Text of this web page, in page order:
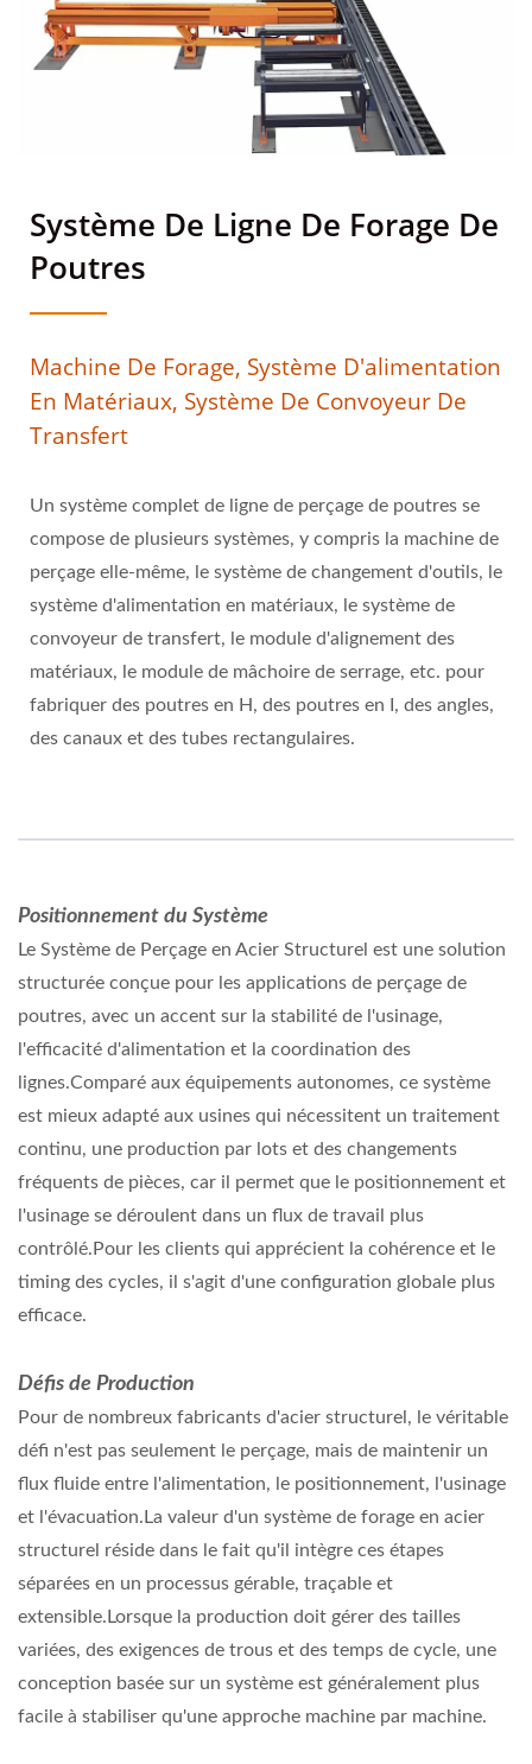
Système De Ligne De Forage De
Poutres
Machine De Forage, Système D'alimentation
En Matériaux, Système De Convoyeur De
Transfert
Un système complet de ligne de perçage de poutres se
compose de plusieurs systèmes, y compris la machine de
perçage elle-même, le système de changement d'outils, le
système d'alimentation en matériaux, le système de
convoyeur de transfert, le module d'alignement des
matériaux, le module de mâchoire de serrage, etc. pour
fabriquer des poutres en H, des poutres en I, des angles,
des canaux et des tubes rectangulaires.
Positionnement du Système
Le Système de Perçage en Acier Structurel est une solution
structurée conçue pour les applications de perçage de
poutres, avec un accent sur la stabilité de l'usinage,
l'efficacité d'alimentation et la coordination des
lignes.Comparé aux équipements autonomes, ce système
est mieux adapté aux usines qui nécessitent un traitement
continu, une production par lots et des changements
fréquents de pièces, car il permet que le positionnement et
l'usinage se déroulent dans un flux de travail plus
contrôlé.Pour les clients qui apprécient la cohérence et le
timing des cycles, il s'agit d'une configuration globale plus
efficace.
Défis de Production
Pour de nombreux fabricants d'acier structurel, le véritable
défi n'est pas seulement le perçage, mais de maintenir un
flux fluide entre l'alimentation, le positionnement, l'usinage
et l'évacuation.La valeur d'un système de forage en acier
structurel réside dans le fait qu'il intègre ces étapes
séparées en un processus gérable, traçable et
extensible.Lorsque la production doit gérer des tailles
variées, des exigences de trous et des temps de cycle, une
conception basée sur un système est généralement plus
facile à stabiliser qu'une approche machine par machine.